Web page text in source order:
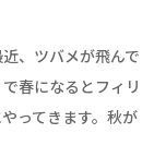
、ツバメが飛んで
春になるとフィリ
ってきます。秋が